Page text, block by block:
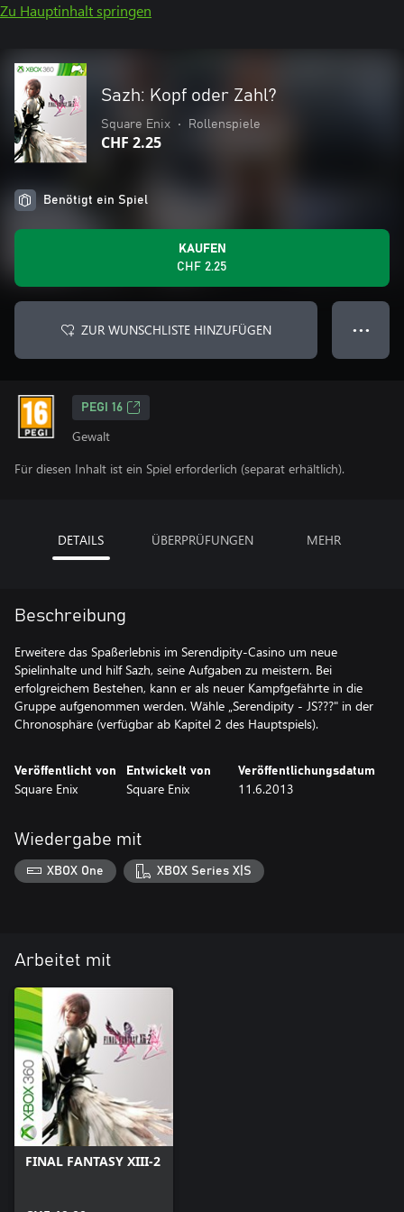
Zu Hauptinhalt springen
Sazh: Kopf oder Zahl?
Square Enix • Rollenspiele
CHF 2.25
Benötigt ein Spiel
KAUFEN
CHF 2.25
ZUR WUNSCHLISTE HINZUFÜGEN ● ● ●
PEGI 16
Gewalt
Für diesen Inhalt ist ein Spiel erforderlich (separat erhältlich).
DETAILS ÜBERPRÜFUNGEN MEHR
Beschreibung
Erweitere das Spaßerlebnis im Serendipity-Casino um neue
Spielinhalte und hilf Sazh, seine Aufgaben zu meistern. Bei
erfolgreichem Bestehen, kann er als neuer Kampfgefährte in die
Gruppe aufgenommen werden. Wähle „Serendipity - JS???" in der
Chronosphäre (verfügbar ab Kapitel 2 des Hauptspiels).
Veröffentlicht von
Square Enix
Entwickelt von
Square Enix
Veröffentlichungsdatum
11.6.2013
Wiedergabe mit
XBOX One XBOX Series X|S
Arbeitet mit
FINAL FANTASY XIII-2